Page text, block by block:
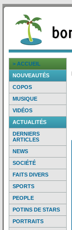
> ACCUEIL
NOUVEAUTÉS
COPOS
MUSIQUE
VIDÉOS
ACTUALITÉS
DERNIERS
ARTICLES
NEWS
SOCIÉTÉ
FAITS DIVERS
SPORTS
PEOPLE
POTINS DE STARS
PORTRAITS